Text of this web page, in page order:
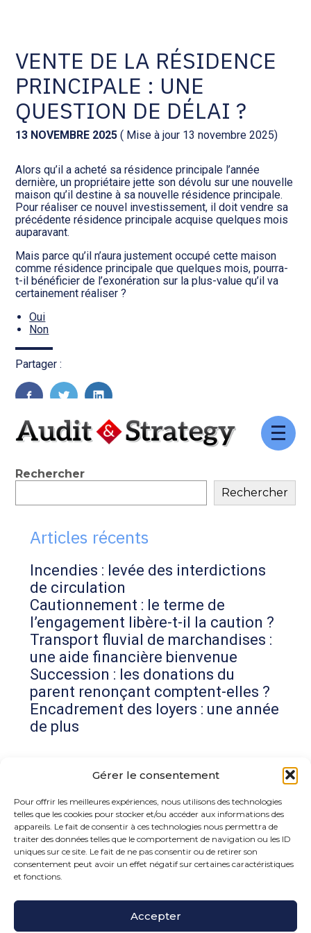
Gérer le consentement
Pour offrir les meilleures expériences, nous utilisons des technologies
telles que les cookies pour stocker et/ou accéder aux informations des
appareils. Le fait de consentir à ces technologies nous permettra de
traiter des données telles que le comportement de navigation ou les ID
uniques sur ce site. Le fait de ne pas consentir ou de retirer son
consentement peut avoir un effet négatif sur certaines caractéristiques
et fonctions.
Accepter
Aller
Social et ressources humaines
Assistance juridique
Audit légal
Gestion de patrimoine
Procédures collectives
Transition numérique
Tenue de votre comptabilité :
ACD
Facturation et pilotage :
Facturation et pilotage : MEG
Analyse et tableau de bord :
WAIBI
Gérer vos ressources
humaines : SILAE
VENTE DE LA RÉSIDENCE
PRINCIPALE : UNE
QUESTION DE DÉLAI ?
13 NOVEMBRE 2025 ( Mise à jour 13 novembre 2025)
Alors qu’il a acheté sa résidence principale l’année
dernière, un propriétaire jette son dévolu sur une nouvelle
maison qu’il destine à sa nouvelle résidence principale.
Pour réaliser ce nouvel investissement, il doit vendre sa
précédente résidence principale acquise quelques mois
auparavant.
Mais parce qu’il n’aura justement occupé cette maison
comme résidence principale que quelques mois, pourra-
t-il bénéficier de l’exonération sur la plus-value qu’il va
certainement réaliser ?
Oui
Non
Partager :
Blog
sidebar
Rechercher
Rechercher
Articles récents
Incendies : levée des interdictions
de circulation
Cautionnement : le terme de
l’engagement libère-t-il la caution ?
Transport fluvial de marchandises :
une aide financière bienvenue
Succession : les donations du
parent renonçant comptent-elles ?
Encadrement des loyers : une année
de plus
Commentaires récents
Aucun commentaire à afficher.
15 rue de la Bonne Rencontre – 77860 Quincy